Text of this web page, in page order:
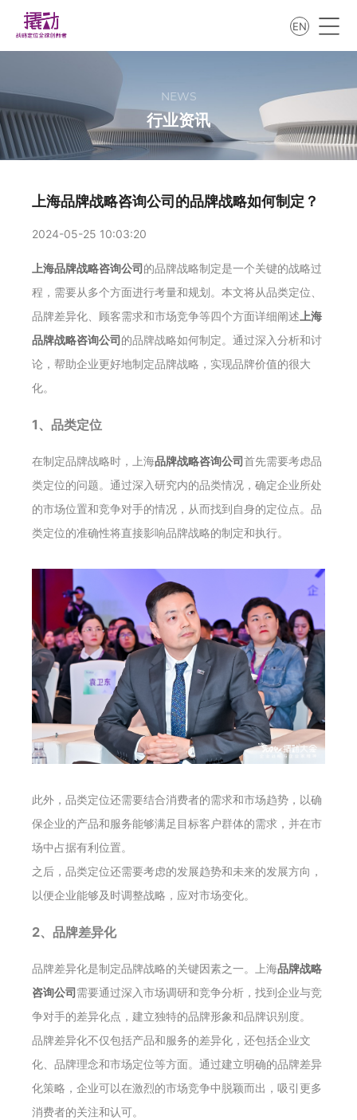
EN
NEWS
行业资讯
上海品牌战略咨询公司的品牌战略如何制定？
2024-05-25 10:03:20
上海品牌战略咨询公司的品牌战略制定是一个关键的战略过
程，需要从多个方面进行考量和规划。本文将从品类定位、
品牌差异化、顾客需求和市场竞争等四个方面详细阐述 上海
品牌战略咨询公司的品牌战略如何制定。通过深入分析和讨
论，帮助企业更好地制定品牌战略，实现品牌价值的很大
化。
1、品类定位
在制定品牌战略时，上海品牌战略咨询公司首先需要考虑品
类定位的问题。通过深入研究内的品类情况，确定企业所处
的市场位置和竞争对手的情况，从而找到自身的定位点。品
类定位的准确性将直接影响品牌战略的制定和执行。
此外，品类定位还需要结合消费者的需求和市场趋势，以确
保企业的产品和服务能够满足目标客户群体的需求，并在市
场中占据有利位置。
之后，品类定位还需要考虑的发展趋势和未来的发展方向，
以便企业能够及时调整战略，应对市场变化。
2、品牌差异化
品牌差异化是制定品牌战略的关键因素之一。上海品牌战略
咨询公司需要通过深入市场调研和竞争分析，找到企业与竞
争对手的差异化点，建立独特的品牌形象和品牌识别度。
品牌差异化不仅包括产品和服务的差异化，还包括企业文
化、品牌理念和市场定位等方面。通过建立明确的品牌差异
化策略，企业可以在激烈的市场竞争中脱颖而出，吸引更多
消费者的关注和认可。